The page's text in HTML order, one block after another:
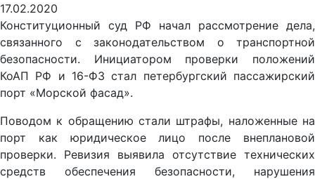
17.02.2020
Конституционный суд РФ начал рассмотрение дела,
связанного с законодательством о транспортной
безопасности. Инициатором проверки положений
КоАП РФ и 16-ФЗ стал петербургский пассажирский
порт «Морской фасад».
Поводом к обращению стали штрафы, наложенные на
порт как юридическое лицо после внеплановой
проверки. Ревизия выявила отсутствие технических
средств обеспечения безопасности, нарушения